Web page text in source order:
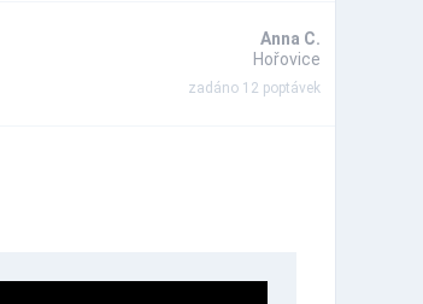
Anna C.
Hořovice
zadáno 12 poptávek